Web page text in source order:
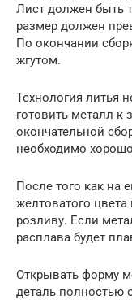
Лист должен быть
размер должен
По окончании
жгутом.
Технология литья
готовить металл к
окончательной
необходимо
После того как на
желтоватого
розливу. Если
расплава будет
Открывать форму
деталь полностью